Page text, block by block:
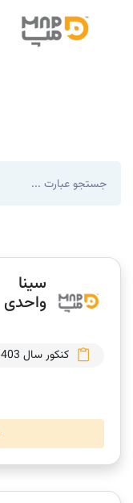
سینا
واحدی
کنکور سال 1403